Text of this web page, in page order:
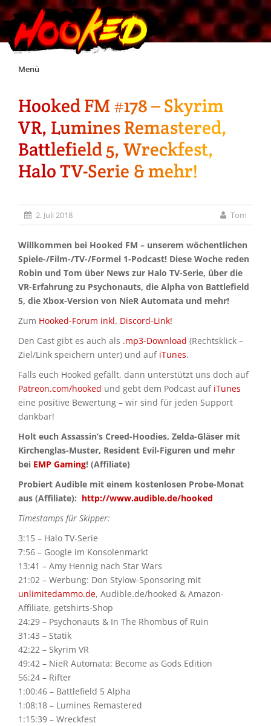
Skip
Menü
Unterstützt Hooked!
Exklusiv für Supporter*innen
Impressum
Jobs
Discord
Hooked FM #178 – Skyrim
VR, Lumines Remastered,
Battlefield 5, Wreckfest,
Halo TV-Serie & mehr!
2. Juli 2018 Tom
Willkommen bei Hooked FM – unserem wöchentlichen
Spiele-/Film-/TV-/Formel 1-Podcast! Diese Woche reden
Robin und Tom über News zur Halo TV-Serie, über die
VR-Erfahrung zu Psychonauts, die Alpha von Battlefield
5, die Xbox-Version von NieR Automata und mehr!
Zum Hooked-Forum inkl. Discord-Link!
Den Cast gibt es auch als .mp3-Download (Rechtsklick –
Ziel/Link speichern unter) und auf iTunes.
Falls euch Hooked gefällt, dann unterstützt uns doch auf
Patreon.com/hooked und gebt dem Podcast auf iTunes
eine positive Bewertung – wir sind für jeden Support
dankbar!
Holt euch Assassin’s Creed-Hoodies, Zelda-Gläser mit
Kirchenglas-Muster, Resident Evil-Figuren und mehr
bei EMP Gaming! (Affiliate)
Probiert Audible mit einem kostenlosen Probe-Monat
aus (Affiliate): http://www.audible.de/hooked
Timestamps für Skipper:
3:15 – Halo TV-Serie
7:56 – Google im Konsolenmarkt
13:41 – Amy Hennig nach Star Wars
21:02 – Werbung: Don Stylow-Sponsoring mit
unlimitedammo.de, Audible.de/hooked & Amazon-
Affiliate, getshirts-Shop
24:29 – Psychonauts & In The Rhombus of Ruin
31:43 – Statik
42:22 – Skyrim VR
49:42 – NieR Automata: Become as Gods Edition
56:24 – Rifter
1:00:46 – Battlefield 5 Alpha
1:08:18 – Lumines Remastered
1:15:39 – Wreckfest